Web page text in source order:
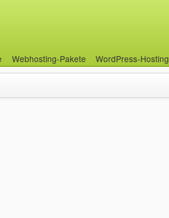
Webhosting-Pakete WordPress-Hosting